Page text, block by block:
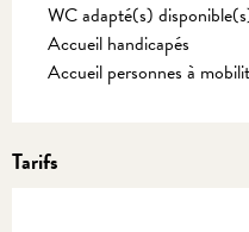
WC adapté(s)
Accueil handicapés
Accueil personnes à
Tarifs